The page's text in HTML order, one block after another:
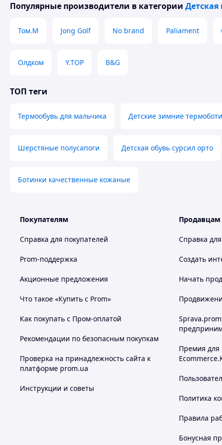
Популярные производители в категории
Том.М Jong Golf No brand Paliament
Олдком Y.TOP B&G
ТОП теги
Термообувь для мальчика Детские зимние
Шерстяные полусапоги Детская обувь сурсил орто
Ботинки качественные кожаные
Покупателям
Справка для покупателей
Prom-поддержка
Акционные предложения
Что такое «Купить с Prom»
Как покупать с Пром-оплатой
Рекомендации по безопасным покупкам
Проверка на принадлежность сайта к
платформе prom.ua
Инструкции и советы
Продавцам
Справка
Создать
Начать
Премия для
Политика
Правила
Бонусная